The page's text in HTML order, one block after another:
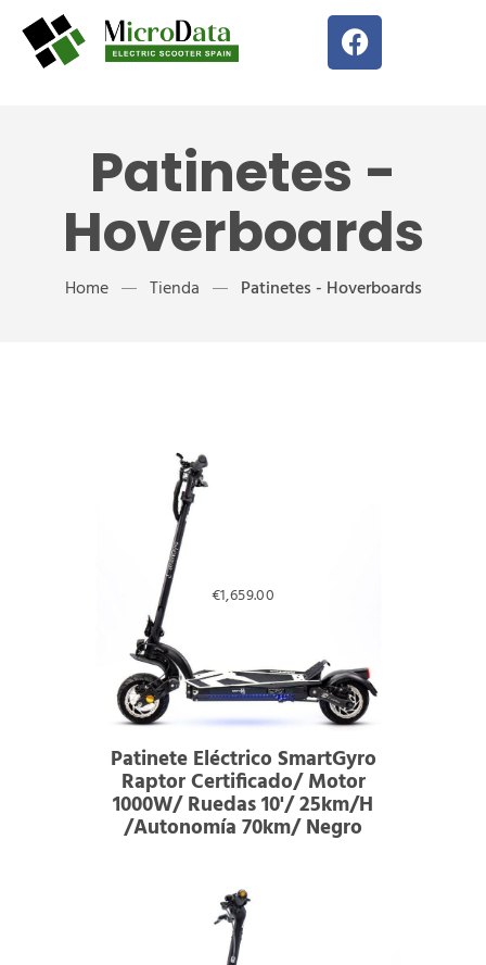
Patinetes -
Hoverboards
Home Tienda Patinetes - Hoverboards
€1,659.00
Patinete Eléctrico SmartGyro
Raptor Certificado/ Motor
1000W/ Ruedas 10'/ 25km/h
/Autonomía 70km/ Negro